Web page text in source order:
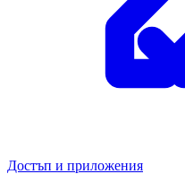
Достъп и приложения